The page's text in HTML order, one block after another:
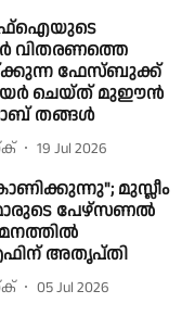
വിതരണത്തെ
ഫേസ്ബുക്ക്
ചെയ്ത് മുഈൻ
തങ്ങൾ
19 Jul 2026
മുസ്ലീം
പേഴ്‌സണല്‍
അതൃപ്തി
05 Jul 2026